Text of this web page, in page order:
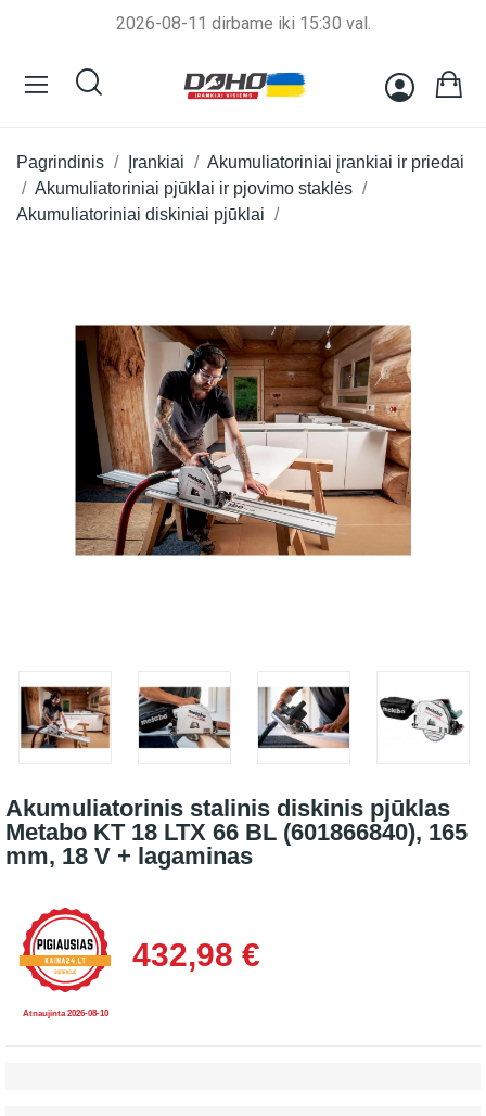
2026-08-11 dirbame iki 15:30 val.
Pagrindinis Įrankiai
Akumuliatoriniai įrankiai ir priedai
Akumuliatoriniai pjūklai ir pjovimo staklės
Akumuliatoriniai diskiniai pjūklai
Akumuliatorinis stalinis diskinis pjūklas
Metabo KT 18 LTX 66 BL (601866840), 165
mm, 18 V + lagaminas
432,98 €
Atnaujinta 2026-08-10